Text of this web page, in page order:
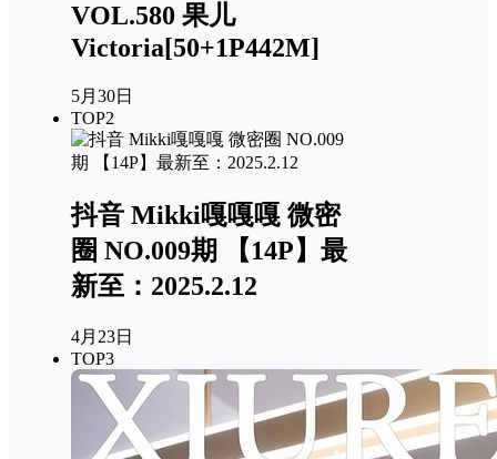
VOL.580 果儿
Victoria[50+1P442M]
5月30日
TOP2
抖音 Mikki嘎嘎嘎 微密
圈 NO.009期 【14P】最
新至：2025.2.12
4月23日
TOP3